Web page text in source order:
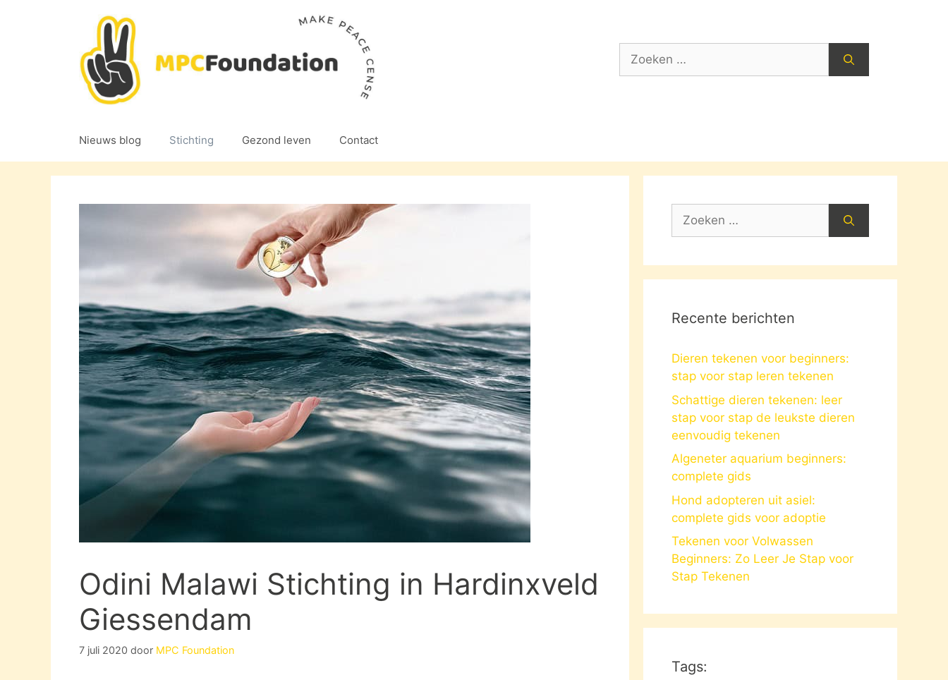
Zoek
Nieuws blog Stichting Gezond leven Contact
Odini Malawi Stichting in Hardinxveld
Giessendam
7 juli 2020 door MPC Foundation
Zoek
Recente berichten
Dieren tekenen voor beginners:
stap voor stap leren tekenen
Schattige dieren tekenen: leer
stap voor stap de leukste dieren
eenvoudig tekenen
Algeneter aquarium beginners:
complete gids
Hond adopteren uit asiel:
complete gids voor adoptie
Tekenen voor Volwassen
Beginners: Zo Leer Je Stap voor
Stap Tekenen
Tags: